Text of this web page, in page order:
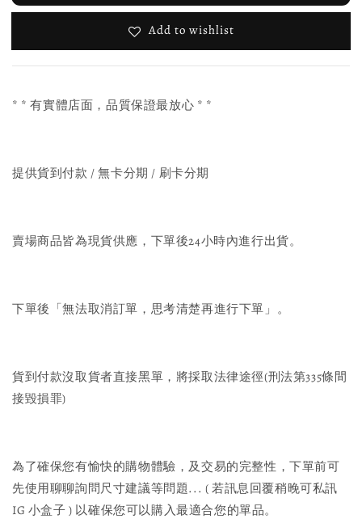
Add to wishlist
* * 有實體店面，品質保證最放心 * *
提供貨到付款 / 無卡分期 / 刷卡分期
賣場商品皆為現貨供應，下單後24小時內進行出貨。
下單後「無法取消訂單，思考清楚再進行下單」。
貨到付款沒取貨者直接黑單，將採取法律途徑(刑法第335條間
接毀損罪)
為了確保您有愉快的購物體驗，及交易的完整性，下單前可
先使用聊聊詢問尺寸建議等問題... ( 若訊息回覆稍晚可私訊
IG 小盒子 ) 以確保您可以購入最適合您的單品。